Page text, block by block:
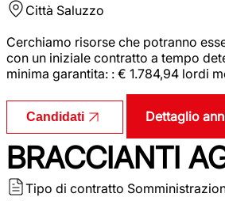
Città Saluzzo
Cerchiamo risorse che potranno
con un iniziale contratto a tempo
minima garantita: : € 1.784,94 lordi
Candidati Dettaglio
BRACCIANTI
Tipo di contratto